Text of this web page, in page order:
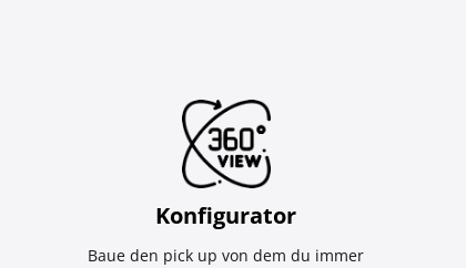
Konfigurator
Baue den pick up von dem du immer